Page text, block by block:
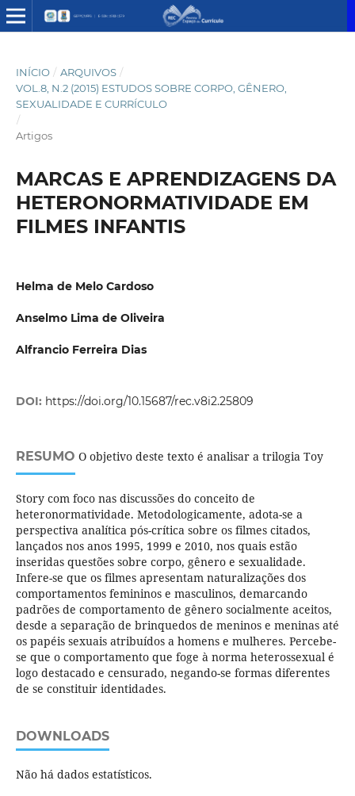
INÍCIO / ARQUIVOS /
VOL.8, N.2 (2015) ESTUDOS SOBRE CORPO, GÊNERO,
SEXUALIDADE E CURRÍCULO
/
Artigos
MARCAS E APRENDIZAGENS DA
HETERONORMATIVIDADE EM
FILMES INFANTIS
Helma de Melo Cardoso
Anselmo Lima de Oliveira
Alfrancio Ferreira Dias
DOI: https://doi.org/10.15687/rec.v8i2.25809
RESUMO O objetivo deste texto é analisar a trilogia Toy
Story com foco nas discussões do conceito de
heteronormatividade. Metodologicamente, adota-se a
perspectiva analítica pós-crítica sobre os filmes citados,
lançados nos anos 1995, 1999 e 2010, nos quais estão
inseridas questões sobre corpo, gênero e sexualidade.
Infere-se que os filmes apresentam naturalizações dos
comportamentos femininos e masculinos, demarcando
padrões de comportamento de gênero socialmente aceitos,
desde a separação de brinquedos de meninos e meninas até
os papéis sexuais atribuídos a homens e mulheres. Percebe-
se que o comportamento que foge à norma heterossexual é
logo destacado e censurado, negando-se formas diferentes
de se constituir identidades.
DOWNLOADS
Não há dados estatísticos.